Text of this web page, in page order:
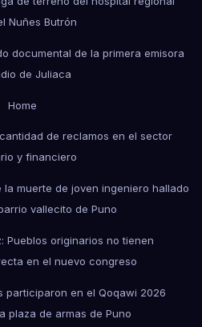
Nuñes Butrón
documental de la primera emisora
de Juliaca
Home
de reclamos en el sector
y financiero
muerte de joven ingeniero hallado
vallecito de Puno
Pueblos originarios no tienen
en el nuevo congreso
participaron en el Qoqawi 2026
plaza de armas de Puno